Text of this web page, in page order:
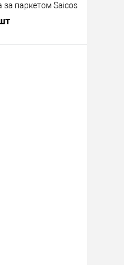
за паркетом Saicos